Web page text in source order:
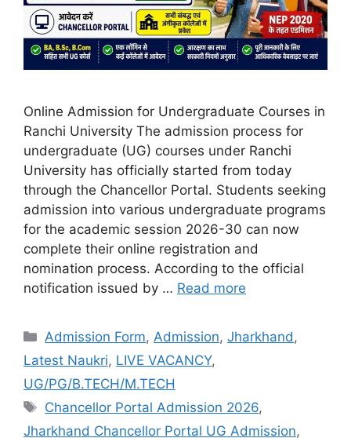
Online Admission for Undergraduate Courses in
Ranchi University The admission process for
undergraduate (UG) courses under Ranchi
University has officially started from today
through the Chancellor Portal. Students seeking
admission into various undergraduate programs
for the academic session 2026-30 can now
complete their online registration and
nomination process. According to the official
notification issued by … Read more
Admission Form, Admission,Jharkhand ,
Latest Naukri, LIVE VACANCY,
UG/PG/B.TECH/M.TECH
Chancellor Portal Admission 2026,
Jharkhand Chancellor Portal UG Admission,